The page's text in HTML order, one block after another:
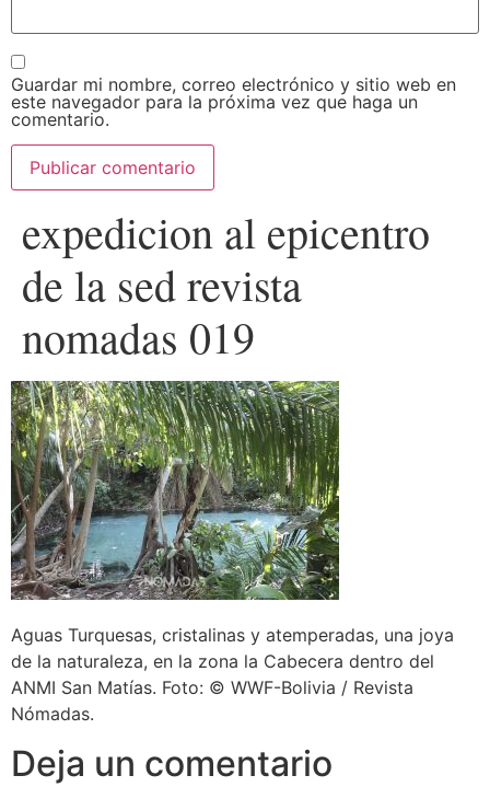
Guardar mi nombre, correo electrónico y sitio web en
este navegador para la próxima vez que haga un
comentario.
expedicion al epicentro
de la sed revista
nomadas 019
Aguas Turquesas, cristalinas y atemperadas, una joya
de la naturaleza, en la zona la Cabecera dentro del
ANMI San Matías. Foto: © WWF-Bolivia / Revista
Nómadas.
Deja un comentario